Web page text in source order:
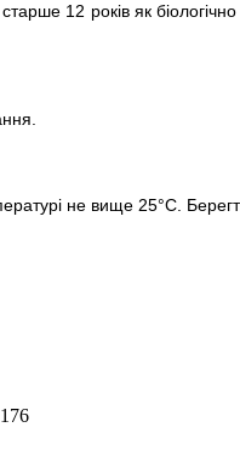
12 років як
не вище 25°C. Берегти